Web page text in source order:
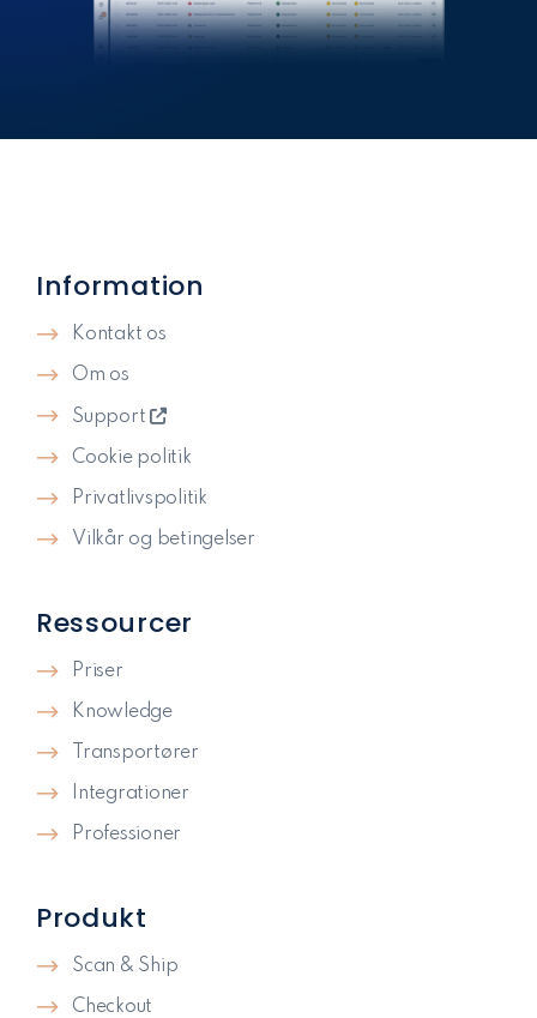
Produkt
Scan & Ship
Checkout
Ressourcer
Priser
Knowledge
Transportører
Integrationer
Professioner
Information
Kontakt os
Om os
Support
Cookie politik
Privatlivspolitik​
Vilkår og betingelser